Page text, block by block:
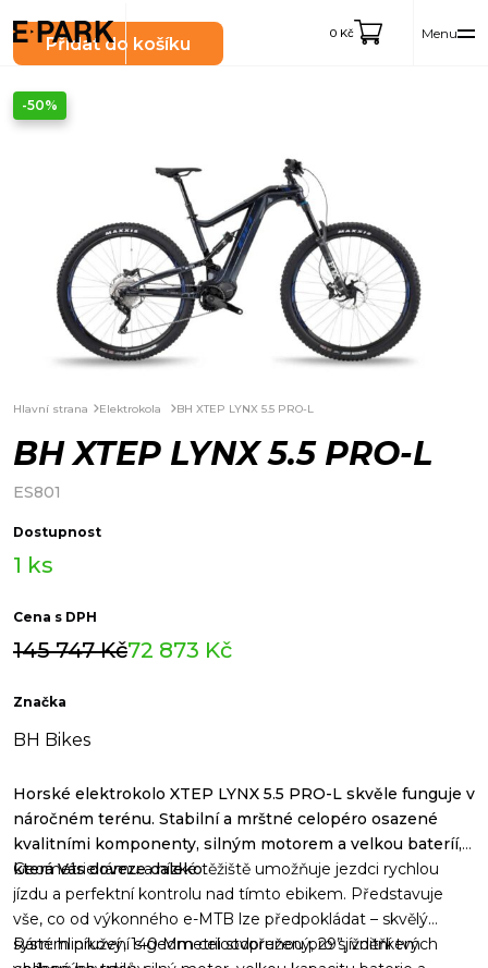
0 Kč Menu
-50%
Hlavní strana Elektrokola BH XTEP LYNX 5.5 PRO-L
BH XTEP LYNX 5.5 PRO-L
ES801
Dostupnost
1 ks
Cena s DPH
145 747Kč
Původní
byla:
145
72 873 Kč
Aktuální
je:
72
Značka
BH Bikes
Horské elektrokolo XTEP LYNX 5.5 PRO-L skvěle funguje v
náročném terénu. Stabilní a mrštné celopéro osazené
kvalitními komponenty, silným motorem a velkou bateríí,
která Vás doveze daleko.
Geometrie rámu a nízké těžiště umožňuje jezdci rychlou
jízdu a perfektní kontrolu nad tímto ebikem. Představuje
vše, co od výkonného e-MTB lze předpokládat – skvělý
systém pružení s geometrii stvořenou pro sjíždění tvých
Rám: hliníkový, 140 Mm celoodpružený, 29”, vnitřkem
Přidat do košíku